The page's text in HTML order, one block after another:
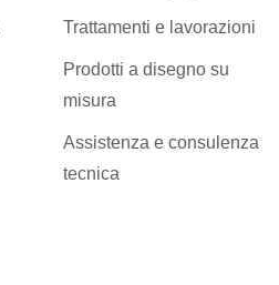
Trattamenti e lavorazioni
Prodotti a disegno su
misura
Assistenza e consulenza
tecnica